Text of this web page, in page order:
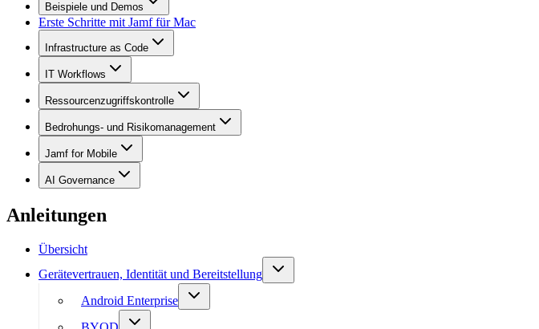
Beispiele und Demos
Erste Schritte mit Jamf für Mac
Infrastructure as Code
IT Workflows
Ressourcenzugriffskontrolle
Bedrohungs- und Risikomanagement
Jamf for Mobile
AI Governance
Anleitungen
Übersicht
Gerätevertrauen, Identität und Bereitstellung
Android Enterprise